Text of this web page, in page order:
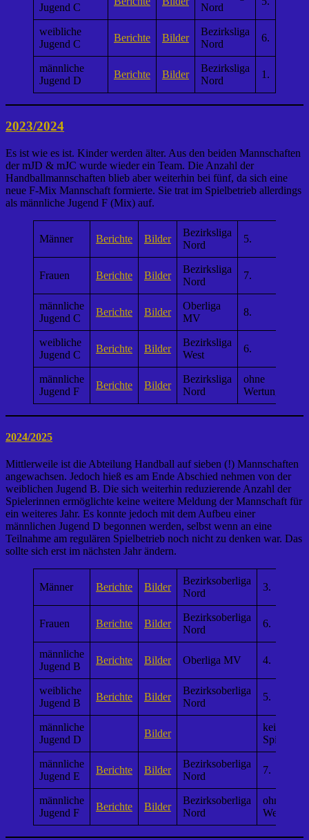
Jugend C
Nord
weibliche
Jugend C
Berichte Bilder
Bezirksliga
Nord
6.
männliche
Jugend D
Berichte Bilder
Bezirksliga
Nord
1.
2023/2024
Es ist wie es ist. Kinder werden älter. Aus den beiden Mannschaften
der mJD & mJC wurde wieder ein Team. Die Anzahl der
Handballmannschaften blieb aber weiterhin bei fünf, da sich eine
neue F-Mix Mannschaft formierte. Sie trat im Spielbetrieb allerdings
als männliche Jugend F (Mix) auf.
Männer Berichte Bilder
Bezirksliga
Nord
5.
Frauen Berichte Bilder
Bezirksliga
Nord
7.
männliche
Jugend C
Berichte Bilder
Oberliga
MV
8.
weibliche
Jugend C
Berichte Bilder
Bezirksliga
West
6.
männliche
Jugend F
Berichte Bilder
Bezirksliga
Nord
ohne
Wertung
2024/2025
Mittlerweile ist die Abteilung Handball auf sieben (!) Mannschaften
angewachsen. Jedoch hieß es am Ende Abschied nehmen von der
weiblichen Jugend B. Die sich weiterhin reduzierende Anzahl der
Spielerinnen ermöglichte keine weitere Meldung der Mannschaft für
ein weiteres Jahr. Es konnte jedoch mit dem Aufbeu einer
männlichen Jugend D begonnen werden, selbst wenn an eine
Teilnahme am regulären Spielbetrieb noch nicht zu denken war. Das
sollte sich erst im nächsten Jahr ändern.
Männer Berichte Bilder
Bezirksoberliga
Nord
3.
Frauen Berichte Bilder
Bezirksoberliga
Nord
6.
männliche
Jugend B
Berichte Bilder Oberliga MV 4.
weibliche
Jugend B
Berichte Bilder
Bezirksoberliga
Nord
5.
männliche
Jugend D
Bilder
kein
männliche
Jugend E
Berichte Bilder
Bezirksoberliga
Nord
7.
männliche
Jugend F
Berichte Bilder
Bezirksoberliga
Nord
ohne
Wertung